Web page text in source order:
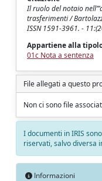
Il ruolo del notaio
trasferimenti /
ISSN 1591-3961. -
Appartiene alla
01c Nota a sentenza
File allegati a questo
Non ci sono file
I documenti in IRIS
riservati, salvo diversa
Informazioni